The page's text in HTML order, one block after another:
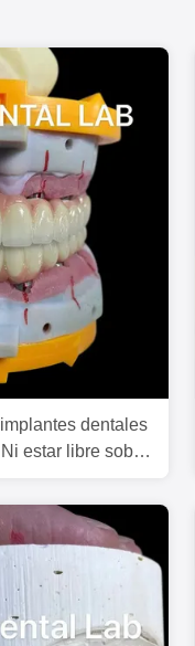
dentales
estar libre sobre